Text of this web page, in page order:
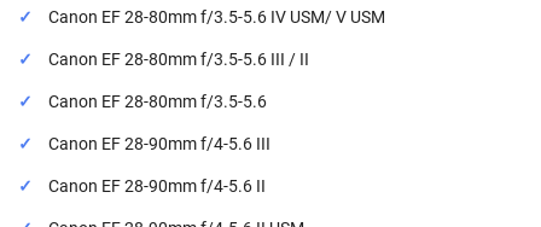
Canon EF 28-80mm f/3.5-5.6 IV USM/ V USM
Canon EF 28-80mm f/3.5-5.6 III / II
Canon EF 28-80mm f/3.5-5.6
Canon EF 28-90mm f/4-5.6 III
Canon EF 28-90mm f/4-5.6 II